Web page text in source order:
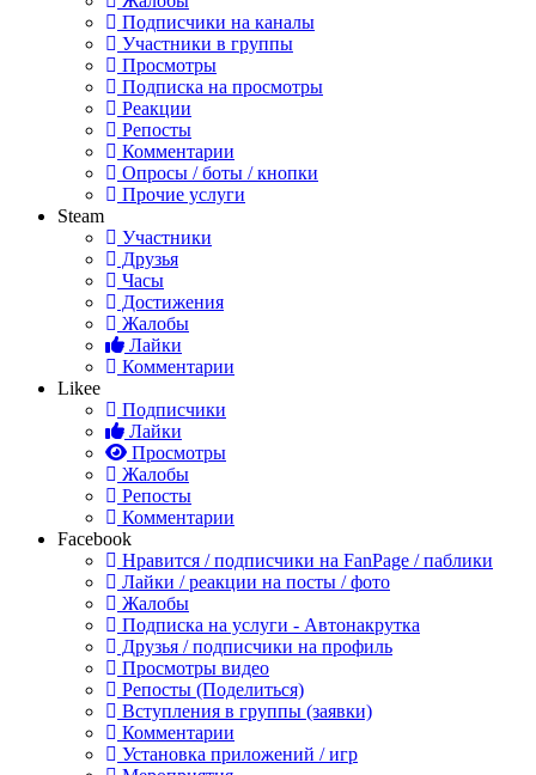
Подписчики на каналы
Участники в группы
Просмотры
Подписка на просмотры
Реакции
Репосты
Комментарии
Опросы / боты / кнопки
Прочие услуги
Steam
Участники
Друзья
Часы
Достижения
Жалобы
Лайки
Комментарии
Likee
Подписчики
Лайки
Просмотры
Жалобы
Репосты
Комментарии
Facebook
Нравится / подписчики на FanPage / паблики
Лайки / реакции на посты / фото
Жалобы
Подписка на услуги - Автонакрутка
Друзья / подписчики на профиль
Просмотры видео
Репосты (Поделиться)
Вступления в группы (заявки)
Комментарии
Установка приложений / игр